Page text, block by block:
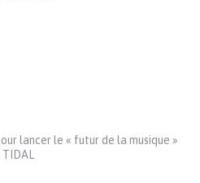
lancer le « futur de la musique »
TIDAL